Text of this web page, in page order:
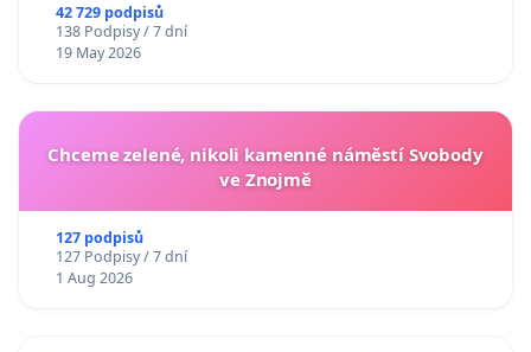
42 729 podpisů
138 Podpisy / 7 dní
19 May 2026
Chceme zelené, nikoli kamenné náměstí Svobody
ve Znojmě
127 podpisů
127 Podpisy / 7 dní
1 Aug 2026